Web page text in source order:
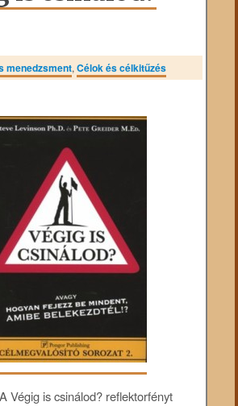
menedzsment,Célok és célkitűzés
​​Végig is csinálod? reflektorfényt